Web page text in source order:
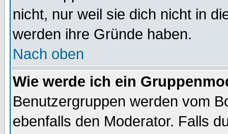
nicht, nur weil sie dich nicht in
werden ihre Gründe haben.
Nach oben
Wie werde ich ein
Benutzergruppen werden vom
ebenfalls den Moderator. Falls